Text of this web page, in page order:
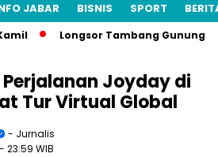
JABAR BISNIS SPORT
Longsor Tambang Gunung Kuda
Joyday di
Tur Virtual Global
- Jurnalis
- 23:59 WIB